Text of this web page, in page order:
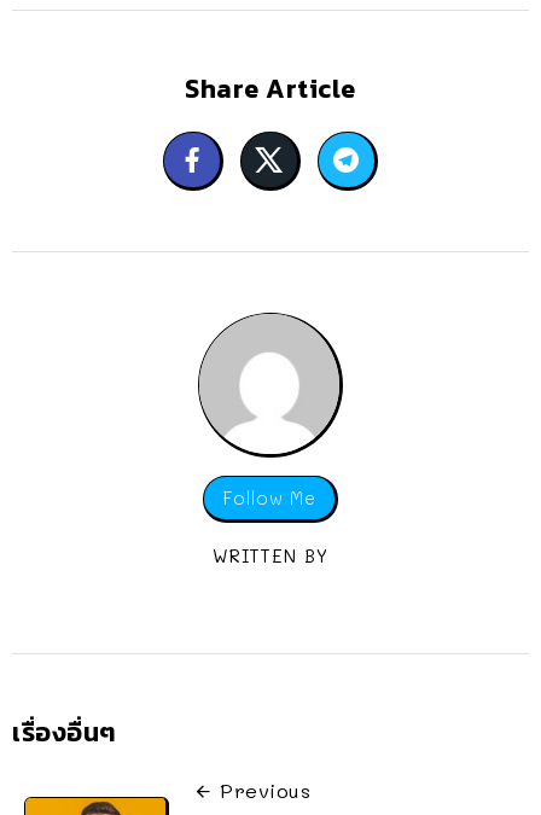
Share Article
Follow Me
WRITTEN BY
เรื่องอื่นๆ
Previous